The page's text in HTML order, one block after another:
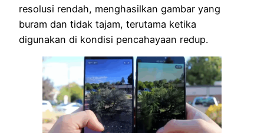
resolusi rendah, menghasilkan gambar yang
buram dan tidak tajam, terutama ketika
digunakan di kondisi pencahayaan redup.